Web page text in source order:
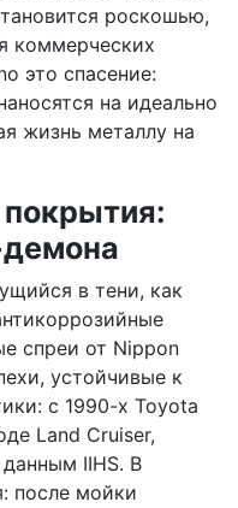
роскошью,
коммерческих
это спасение:
на идеально
жизнь металлу на
в тени, как
спреи от Nippon
устойчивые к
с 1990-х Toyota
Land Cruiser,
IIHS. В
после мойки